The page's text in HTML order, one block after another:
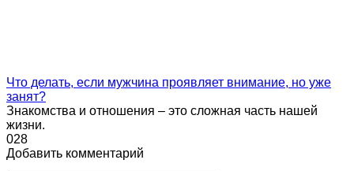
Что делать, если мужчина проявляет внимание, но уже
занят?
Знакомства и отношения – это сложная часть нашей
жизни.
028
Добавить комментарий